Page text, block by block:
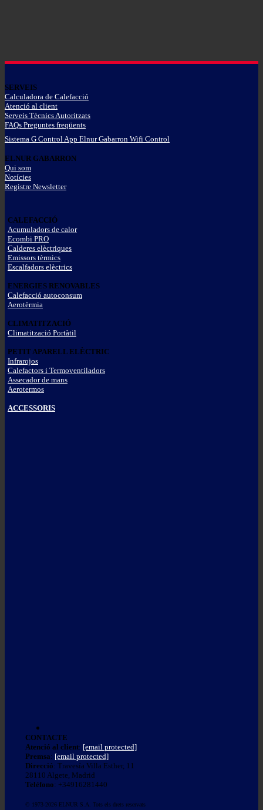
SERVEIS
Calculadora de Calefacció
Atenció al client
Serveis Tècnics Autoritzats
FAQs Preguntes freqüents
Sistema G Control App Elnur Gabarron Wifi Control
ELNUR GABARRON
Qui som
Notícies
Registre Newsletter
CALEFACCIÓ
Acumuladors de calor
Ecombi PRO
Calderes elèctriques
Emissors tèrmics
Escalfadors elèctrics
ENERGIES RENOVABLES
Calefacció autoconsum
Aerotèrmia
CLIMATITZACIÓ
Climatització Portàtil
PETIT APARELL ELÈCTRIC
Infrarojos
Calefactors i Termoventiladors
Assecador de mans
Aerotermos
ACCESSORIS
CONTACTE
Atenció al client: [email protected]
Premsa: [email protected]
Direcció: Travesía Villa Esther, 11
28110 Algete, Madrid
Teléfono: +34916281440
© 1973-2026 ELNUR S.A. Tots els drets reservats